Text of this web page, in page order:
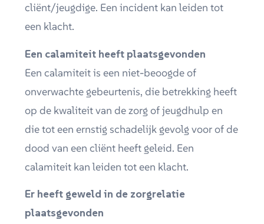
cliënt/jeugdige. Een incident kan leiden tot
een klacht.
Een calamiteit heeft plaatsgevonden
Een calamiteit is een niet-beoogde of
onverwachte gebeurtenis, die betrekking heeft
op de kwaliteit van de zorg of jeugdhulp en
die tot een ernstig schadelijk gevolg voor of de
dood van een cliënt heeft geleid. Een
calamiteit kan leiden tot een klacht.
Er heeft geweld in de zorgrelatie
plaatsgevonden